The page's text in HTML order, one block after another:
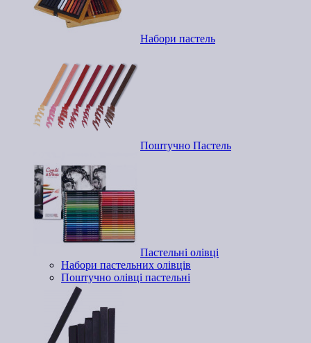
Набори пастель
Поштучно Пастель
Пастельні олівці
Набори пастельних олівців
Поштучно олівці пастельні